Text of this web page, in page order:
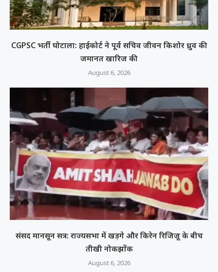
CGPSC भर्ती घोटाला: हाईकोर्ट ने पूर्व सचिव जीवन किशोर ध्रुव की
जमानत खारिज की
August 6, 2026
संसद मानसून सत्र: राज्यसभा में खड़गे और किरेन रिजिजू के बीच
तीखी नोकझोंक
August 6, 2026